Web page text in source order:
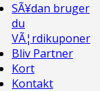
SÃ¥dan bruger
du
VÃ¦rdikuponer
Bliv Partner
Kort
Kontakt